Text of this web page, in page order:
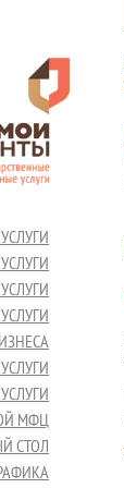
МФЦ
СТОЛ